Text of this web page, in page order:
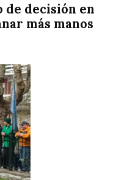
de decisión en
más manos